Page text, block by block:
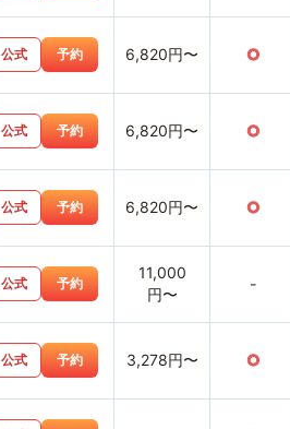
公式 予約 6,820円〜 ○
公式 予約 6,820円〜 ○
公式 予約 6,820円〜 ○
公式 予約
11,000
円〜
-
公式 予約 3,278円〜 ○